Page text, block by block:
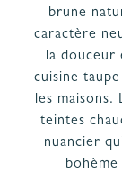
NOS
LES ÉTAPES
brune
caractère
la douceur
cuisine
les maisons.
teintes
nuancier